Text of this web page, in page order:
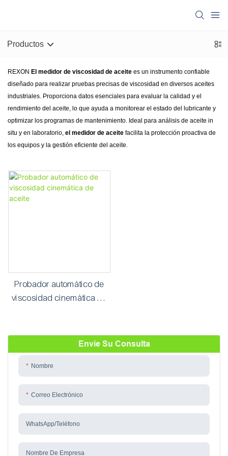
Productos
REXON El medidor de viscosidad de aceite es un instrumento confiable
diseñado para realizar pruebas precisas de viscosidad en diversos aceites
industriales. Proporciona datos esenciales para evaluar la calidad y el
rendimiento del aceite, lo que ayuda a monitorear el estado del lubricante y
optimizar los programas de mantenimiento. Ideal para análisis de aceite in
situ y en laboratorio, el medidor de aceite facilita la protección proactiva de
los equipos y la gestión eficiente del aceite.
Envíe Su Consulta
Nombre
Correo Electrónico
WhatsApp/teléfono
Nombre De Empresa
Probador automático de
viscosidad cinemática de